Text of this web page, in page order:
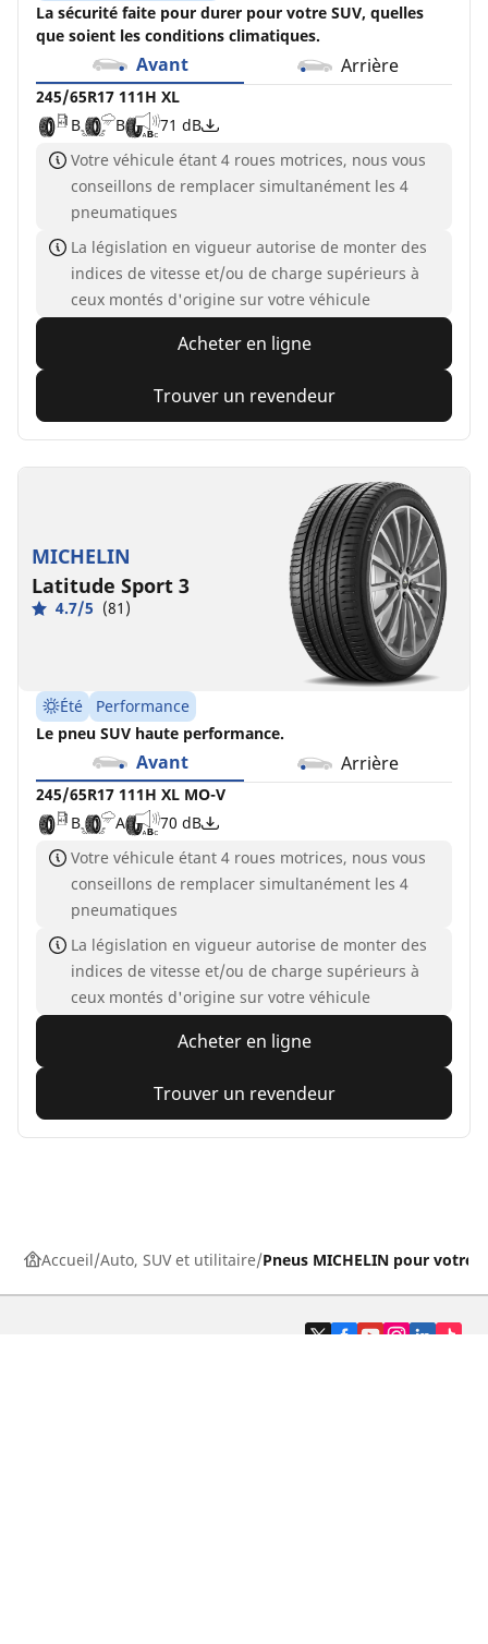
La sécurité faite pour durer pour votre SUV, quelles
que soient les conditions climatiques.
Avant Arrière
245/65R17 111H XL
B
B 71 dB
Votre véhicule étant 4 roues motrices, nous vous
conseillons de remplacer simultanément les 4
pneumatiques
La législation en vigueur autorise de monter des
indices de vitesse et/ou de charge supérieurs à
ceux montés d'origine sur votre véhicule
Acheter en ligne
Trouver un revendeur
MICHELIN
Latitude Sport 3
4.7/5 (81)
Été
Performance
Le pneu SUV haute performance.
Avant Arrière
245/65R17 111H XL MO-V
B
A 70 dB
Votre véhicule étant 4 roues motrices, nous vous
conseillons de remplacer simultanément les 4
pneumatiques
La législation en vigueur autorise de monter des
indices de vitesse et/ou de charge supérieurs à
ceux montés d'origine sur votre véhicule
Acheter en ligne
Trouver un revendeur
Accueil Auto, SUV et utilitaire Pneus MICHELIN pour votre